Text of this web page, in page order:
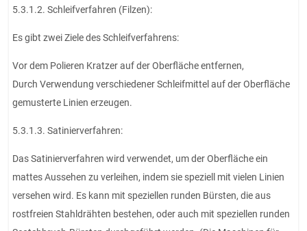
5.3.1.2. Schleifverfahren (Filzen):
Es gibt zwei Ziele des Schleifverfahrens:
Vor dem Polieren Kratzer auf der Oberfläche entfernen,
Durch Verwendung verschiedener Schleifmittel auf der Oberfläche
gemusterte Linien erzeugen.
5.3.1.3. Satinierverfahren:
Das Satinierverfahren wird verwendet, um der Oberfläche ein
mattes Aussehen zu verleihen, indem sie speziell mit vielen Linien
versehen wird. Es kann mit speziellen runden Bürsten, die aus
rostfreien Stahldrähten bestehen, oder auch mit speziellen runden